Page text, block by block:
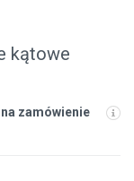
kątowe
na zamówienie